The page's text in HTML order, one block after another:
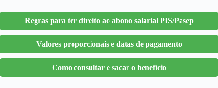
Regras para ter direito ao abono salarial PIS/Pasep
Valores proporcionais e datas de pagamento
Como consultar e sacar o benefício